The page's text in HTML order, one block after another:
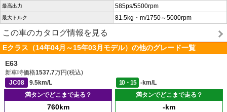
最高出力 585ps/5500rpm
最大トルク 81.5kg・m/1750～5000rpm
この車のカタログ情報を見る
Eクラス（14年04月～15年03月モデル）の他のグレード一覧
E63
新車時価格1537.7万円(税込)
JC08
9.5km/L 10・15
-km/L
満タンでどこまで走る？
760km
満タンでどこまで走る？
-km